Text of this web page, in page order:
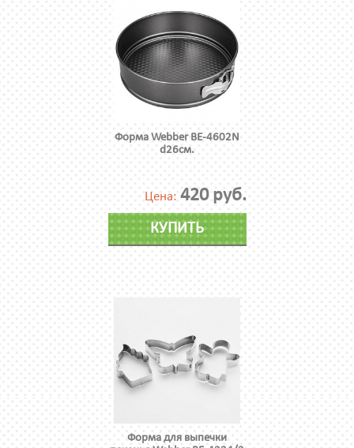
Форма Webber BE-4602N
d26см.
Цена: 420 руб.
КУПИТЬ
Форма для выпечки